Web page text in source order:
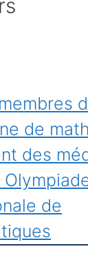
de
des
de